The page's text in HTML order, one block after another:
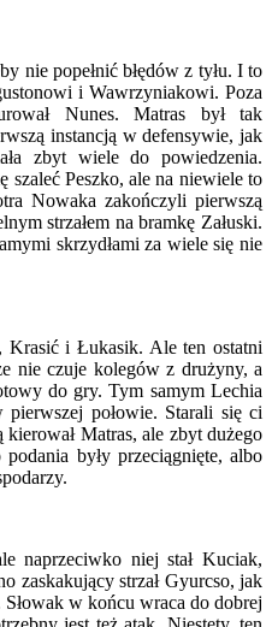
nie popełnić błędów z tyłu. I to
i Wawrzyniakowi. Poza
Nunes. Matras był tak
instancją w defensywie, jak
zbyt wiele do powiedzenia.
szaleć Peszko, ale na niewiele to
Nowaka zakończyli pierwszą
strzałem na bramkę Załuski.
skrzydłami za wiele się nie
Krasić i Łukasik. Ale ten ostatni
nie czuje kolegów z drużyny, a
do gry. Tym samym Lechia
połowie. Starali się ci
kierował Matras, ale zbyt dużego
były przeciągnięte, albo
naprzeciwko niej stał Kuciak,
zaskakujący strzał Gyurcso, jak
Słowak w końcu wraca do dobrej